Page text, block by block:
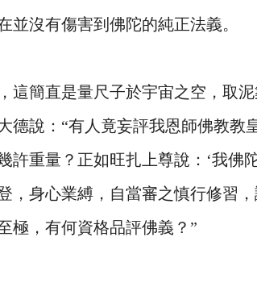
沒有傷害到佛陀的純正法義。
這簡直是量尺子於宇宙之空，取
說：“有人竟妄評我恩師佛教教
重量？正如旺扎上尊說：‘我佛
身心業縛，自當審之慎行修習
極，有何資格品評佛義？”